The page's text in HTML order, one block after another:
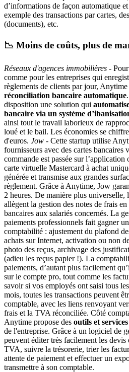
d’informations de façon automatique
exemple des transactions par cartes,
(documents), etc.
📉 Moins de coûts, plus de
Réseaux d'agences immobilières -
comme pour les entreprises qui
règlements de clients par jour,
réconciliation bancaire automatique
disposition une solution qui
bancaire via un système
ainsi tout le travail laborieux de
loué et le bail. Les économies se
d'euros. Jow - Cette startup utilise
fournisseurs avec des cartes bancaires
commande est passée sur
carte virtuelle Mastercard à achat
générée et transmise aux grandes
règlement. Grâce à Anytime, Jow
2 heures. De manière plus
allègent la gestion des notes de frais
bancaires aux salariés concernés. La
paiements professionnels fait gagner
comptabilité : ajustement du plafond
achats sur Internet, activation ou non
photo des reçus, archivage des
(adieu les reçus papier !). La
paiements, d’autant plus facilement
sur le compte pro, tout comme les
savoir si vos employés ont saisi tous
mois, toutes les transactions peuvent
comptable, avec les liens renvoyant
frais et la TVA réconciliée. Côté
Anytime propose des outils et
de l'entreprise. Grâce à un logiciel de
peuvent éditer très facilement les devis
TVA, suivre la trésorerie, trier les
attente de paiement et effectuer un
transmettre à son comptable.